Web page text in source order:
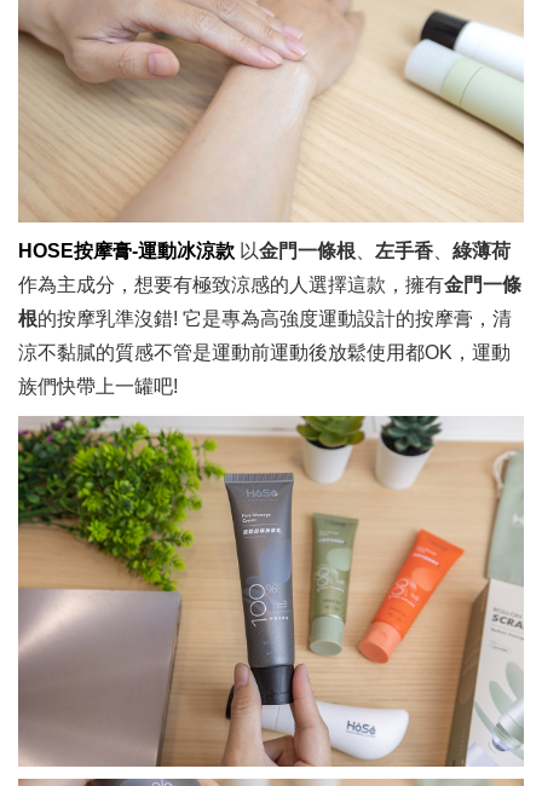
HOSE按摩膏-運動冰涼款 以金門一條根 左手香
綠薄荷
作為主成分，想要有極致涼感的人選擇這款，擁有金門一條
根的按摩乳準沒錯! 它是專為高強度運動設計的按摩膏，清
涼不黏膩的質感不管是運動前運動後放鬆使用都OK，運動
族們快帶上一罐吧!